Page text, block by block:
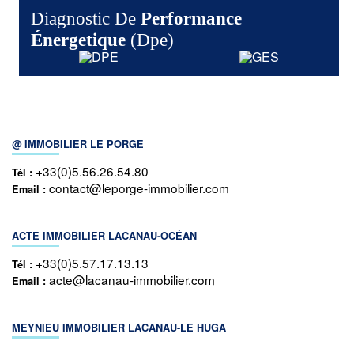
Diagnostic De Performance
Énergetique (dpe)
@ IMMOBILIER LE PORGE
Tél : +33(0)5.56.26.54.80
Email : contact@leporge-immobilier.com
ACTE IMMOBILIER LACANAU-OCÉAN
Tél : +33(0)5.57.17.13.13
Email : acte@lacanau-immobilier.com
MEYNIEU IMMOBILIER LACANAU-LE HUGA